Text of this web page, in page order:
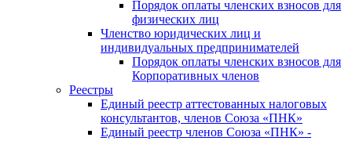
Порядок оплаты членских взносов для
физических лиц
Членство юридических лиц и
индивидуальных предпринимателей
Порядок оплаты членских взносов для
Корпоративных членов
Реестры
Единый реестр аттестованных налоговых
консультантов, членов Союза «ПНК»
Единый реестр членов Союза «ПНК» -